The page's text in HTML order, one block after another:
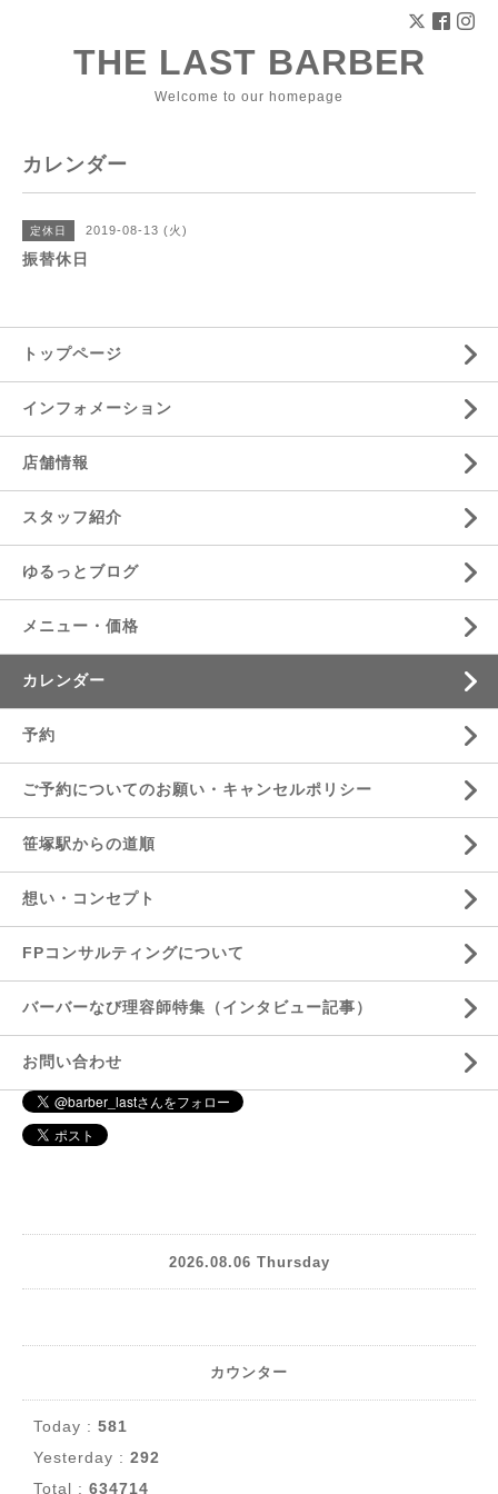
THE LAST BARBER
Welcome to our homepage
カレンダー
定休日 2019-08-13 (火)
振替休日
トップページ
インフォメーション
店舗情報
スタッフ紹介
ゆるっとブログ
メニュー・価格
カレンダー
予約
ご予約についてのお願い・キャンセルポリシー
笹塚駅からの道順
想い・コンセプト
FPコンサルティングについて
バーバーなび理容師特集（インタビュー記事）
お問い合わせ
2026.08.06 Thursday
カウンター
Today : 581
Yesterday : 292
Total : 634714